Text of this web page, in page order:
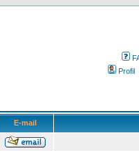
Profil
E-mail